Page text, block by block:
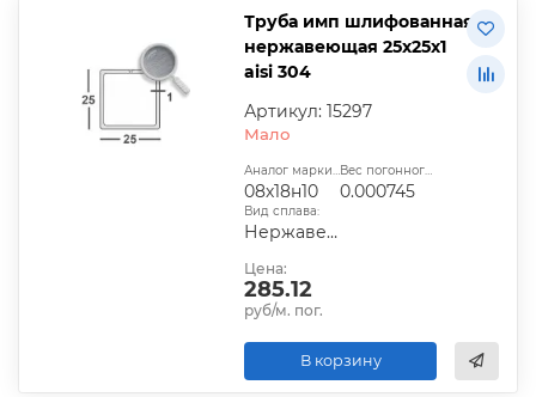
Труба имп шлифованная
нержавеющая 25х25х1
aisi 304
Артикул: 15297
Мало
Аналог марки стали:
08х18н10
Вес погонного метра, т.:
0.000745
Вид сплава:
Нержавеющий
Цена:
285.12
руб/м. пог.
В корзину